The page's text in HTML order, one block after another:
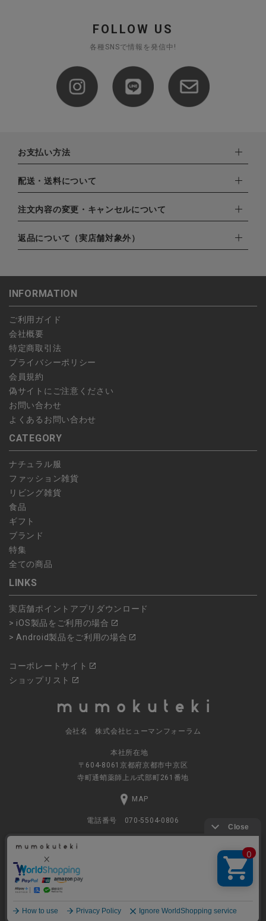
FOLLOW US
各種SNSで情報を発信中!
お支払い方法
下記お支払い方法よりお選びいただけます。
・クレジットカード（VISA,mastercard,JCB,AMERICAN
EXPRESS,Diners Club）
・amazonペイメント
・楽天ペイ
・PayPay
配送・送料について
配達業者：日本郵便
北海道：1,400円
注文内容の変更・キャンセルについて
ご注文日当日から翌日のAM9:00までにご連絡頂いた場合はキャ
ンセルは可能です。
します。
予約商品など一部キャンセルが出来ない場合がございます。あら
かじめご了承ください。
返品について（実店舗対象外）
こちら よりご依頼ください。
INFORMATION
ご利用ガイド
会社概要
特定商取引法
プライバシーポリシー
会員規約
偽サイトにご注意ください
お問い合わせ
よくあるお問い合わせ
CATEGORY
ナチュラル服
ファッション雑貨
リビング雑貨
食品
ギフト
ブランド
特集
全ての商品
LINKS
実店舗ポイントアプリダウンロード
> iOS製品をご利用の場合
> Android製品をご利用の場合
コーポレートサイト
ショップリスト
会社名 株式会社ヒューマンフォーラム
本社所在地
〒604-8061京都府京都市中京区
寺町通蛸薬師上ル式部町261番地
MAP
電話番号 070-5504-0806
営業時間 11:00～17:30（土日休業）
All rights Reserved.